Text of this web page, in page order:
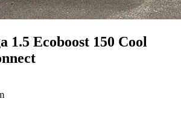
1.5 Ecoboost 150 Cool